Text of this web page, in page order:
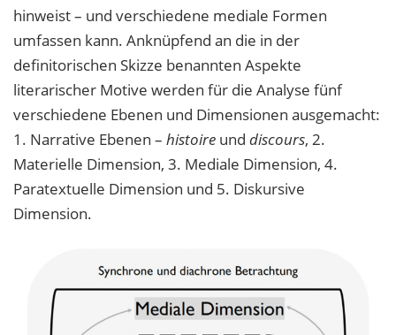
hinweist – und verschiedene mediale Formen
umfassen kann. Anknüpfend an die in der
definitorischen Skizze benannten Aspekte
literarischer Motive werden für die Analyse fünf
verschiedene Ebenen und Dimensionen ausgemacht:
1. Narrative Ebenen – histoire und discours, 2.
Materielle Dimension, 3. Mediale Dimension, 4.
Paratextuelle Dimension und 5. Diskursive
Dimension.